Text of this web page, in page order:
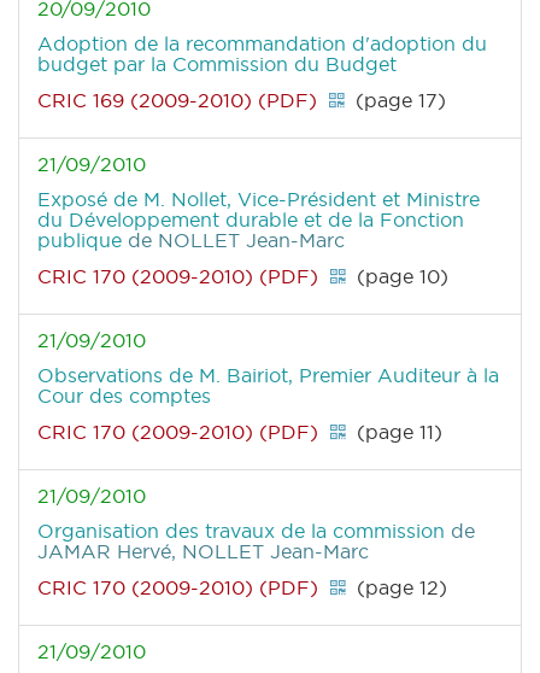
20/09/2010
Adoption de la recommandation d'adoption du
budget par la Commission du Budget
CRIC 169 (2009-2010) (PDF)
(page 17)
21/09/2010
Exposé de M. Nollet, Vice-Président et Ministre
du Développement durable et de la Fonction
publique de NOLLET Jean-Marc
CRIC 170 (2009-2010) (PDF)
(page 10)
21/09/2010
Observations de M. Bairiot, Premier Auditeur à la
Cour des comptes
CRIC 170 (2009-2010) (PDF)
(page 11)
21/09/2010
Organisation des travaux de la commission de
JAMAR Hervé, NOLLET Jean-Marc
CRIC 170 (2009-2010) (PDF)
(page 12)
21/09/2010